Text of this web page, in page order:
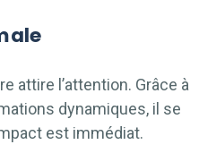
attire l’attention. Grâce à
dynamiques, il se
est immédiat.